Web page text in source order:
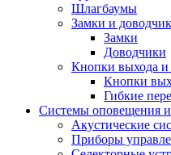
Шлагбаумы
Замки и
Замки
Доводчики
Кнопки выхода и
Кнопки
Гибкие
Системы оповещения и
Акустические
Приборы